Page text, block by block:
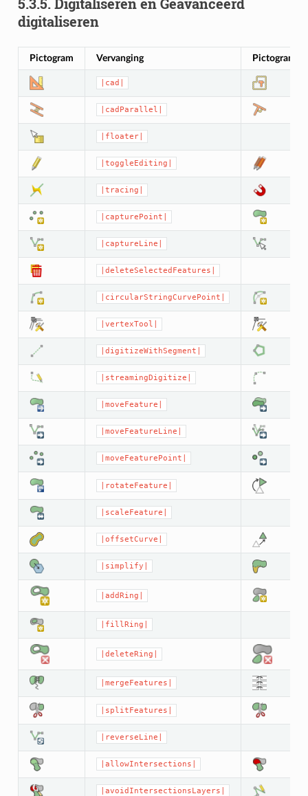
digitaliseren
Pictogram Vervanging Pictogram
|cad|
|cadParallel|
|floater|
|toggleEditing|
|tracing|
|capturePoint|
|captureLine|
|deleteSelectedFeatures|
|circularStringCurvePoint|
|vertexTool|
|digitizeWithSegment|
|streamingDigitize|
|moveFeature|
|moveFeatureLine|
|moveFeaturePoint|
|rotateFeature|
|scaleFeature|
|offsetCurve|
|simplify|
|addRing|
|fillRing|
|deleteRing|
|mergeFeatures|
|splitFeatures|
|reverseLine|
|allowIntersections|
|avoidIntersectionsLayers|